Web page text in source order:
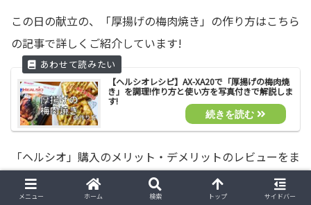
この日の献立の、「厚揚げの梅肉焼き」の作り方はこちら
の記事で詳しくご紹介しています!
【ヘルシオレシピ】AX-XA20で「厚揚げの梅肉焼
き」を調理!作り方と使い方を写真付きで解説しま
す!
「ヘルシオ」購入のメリット・デメリットのレビューをま
とめた記事はこちらでご紹介しています。
メニュー ホーム 検索 トップ サイドバー